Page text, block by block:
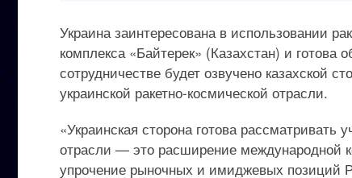
Украина заинтересована в использовании
комплекса «Байтерек» (Казахстан) и
сотрудничестве будет озвучено казахской
украинской ракетно-космической отрасли.
«Украинская сторона готова
отрасли — это расширение международной
упрочение рыночных и имиджевых позиций